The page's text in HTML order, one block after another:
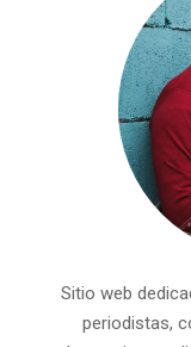
Sitio web
periodistas,